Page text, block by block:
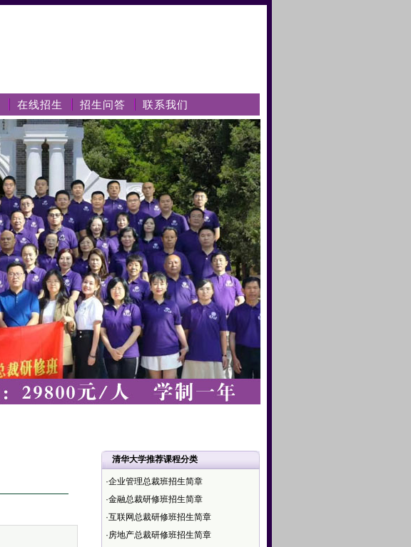
在线招生 招生问答 联系我们
清华大学推荐课程分类
·企业管理总裁班招生简章
·金融总裁研修班招生简章
·互联网总裁研修班招生简章
·房地产总裁研修班招生简章